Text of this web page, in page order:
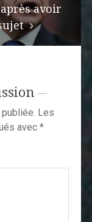
avoir
Les
avec *